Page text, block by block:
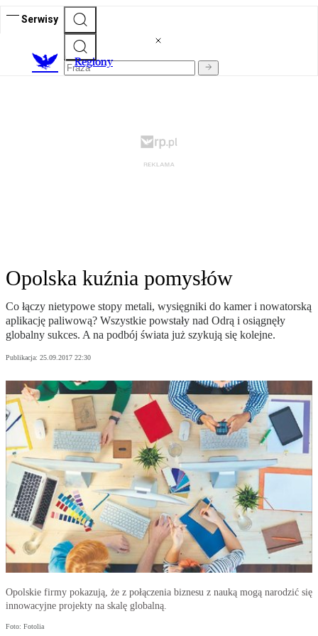
Serwisy
Regiony
Opolska kuźnia pomysłów
Co łączy nietypowe stopy metali, wysięgniki do kamer i nowatorską
aplikację paliwową? Wszystkie powstały nad Odrą i osiągnęły
globalny sukces. A na podbój świata już szykują się kolejne.
Publikacja: 25.09.2017 22:30
Opolskie firmy pokazują, że z połączenia biznesu z nauką mogą narodzić się
innowacyjne projekty na skalę globalną.
Foto: Fotolia